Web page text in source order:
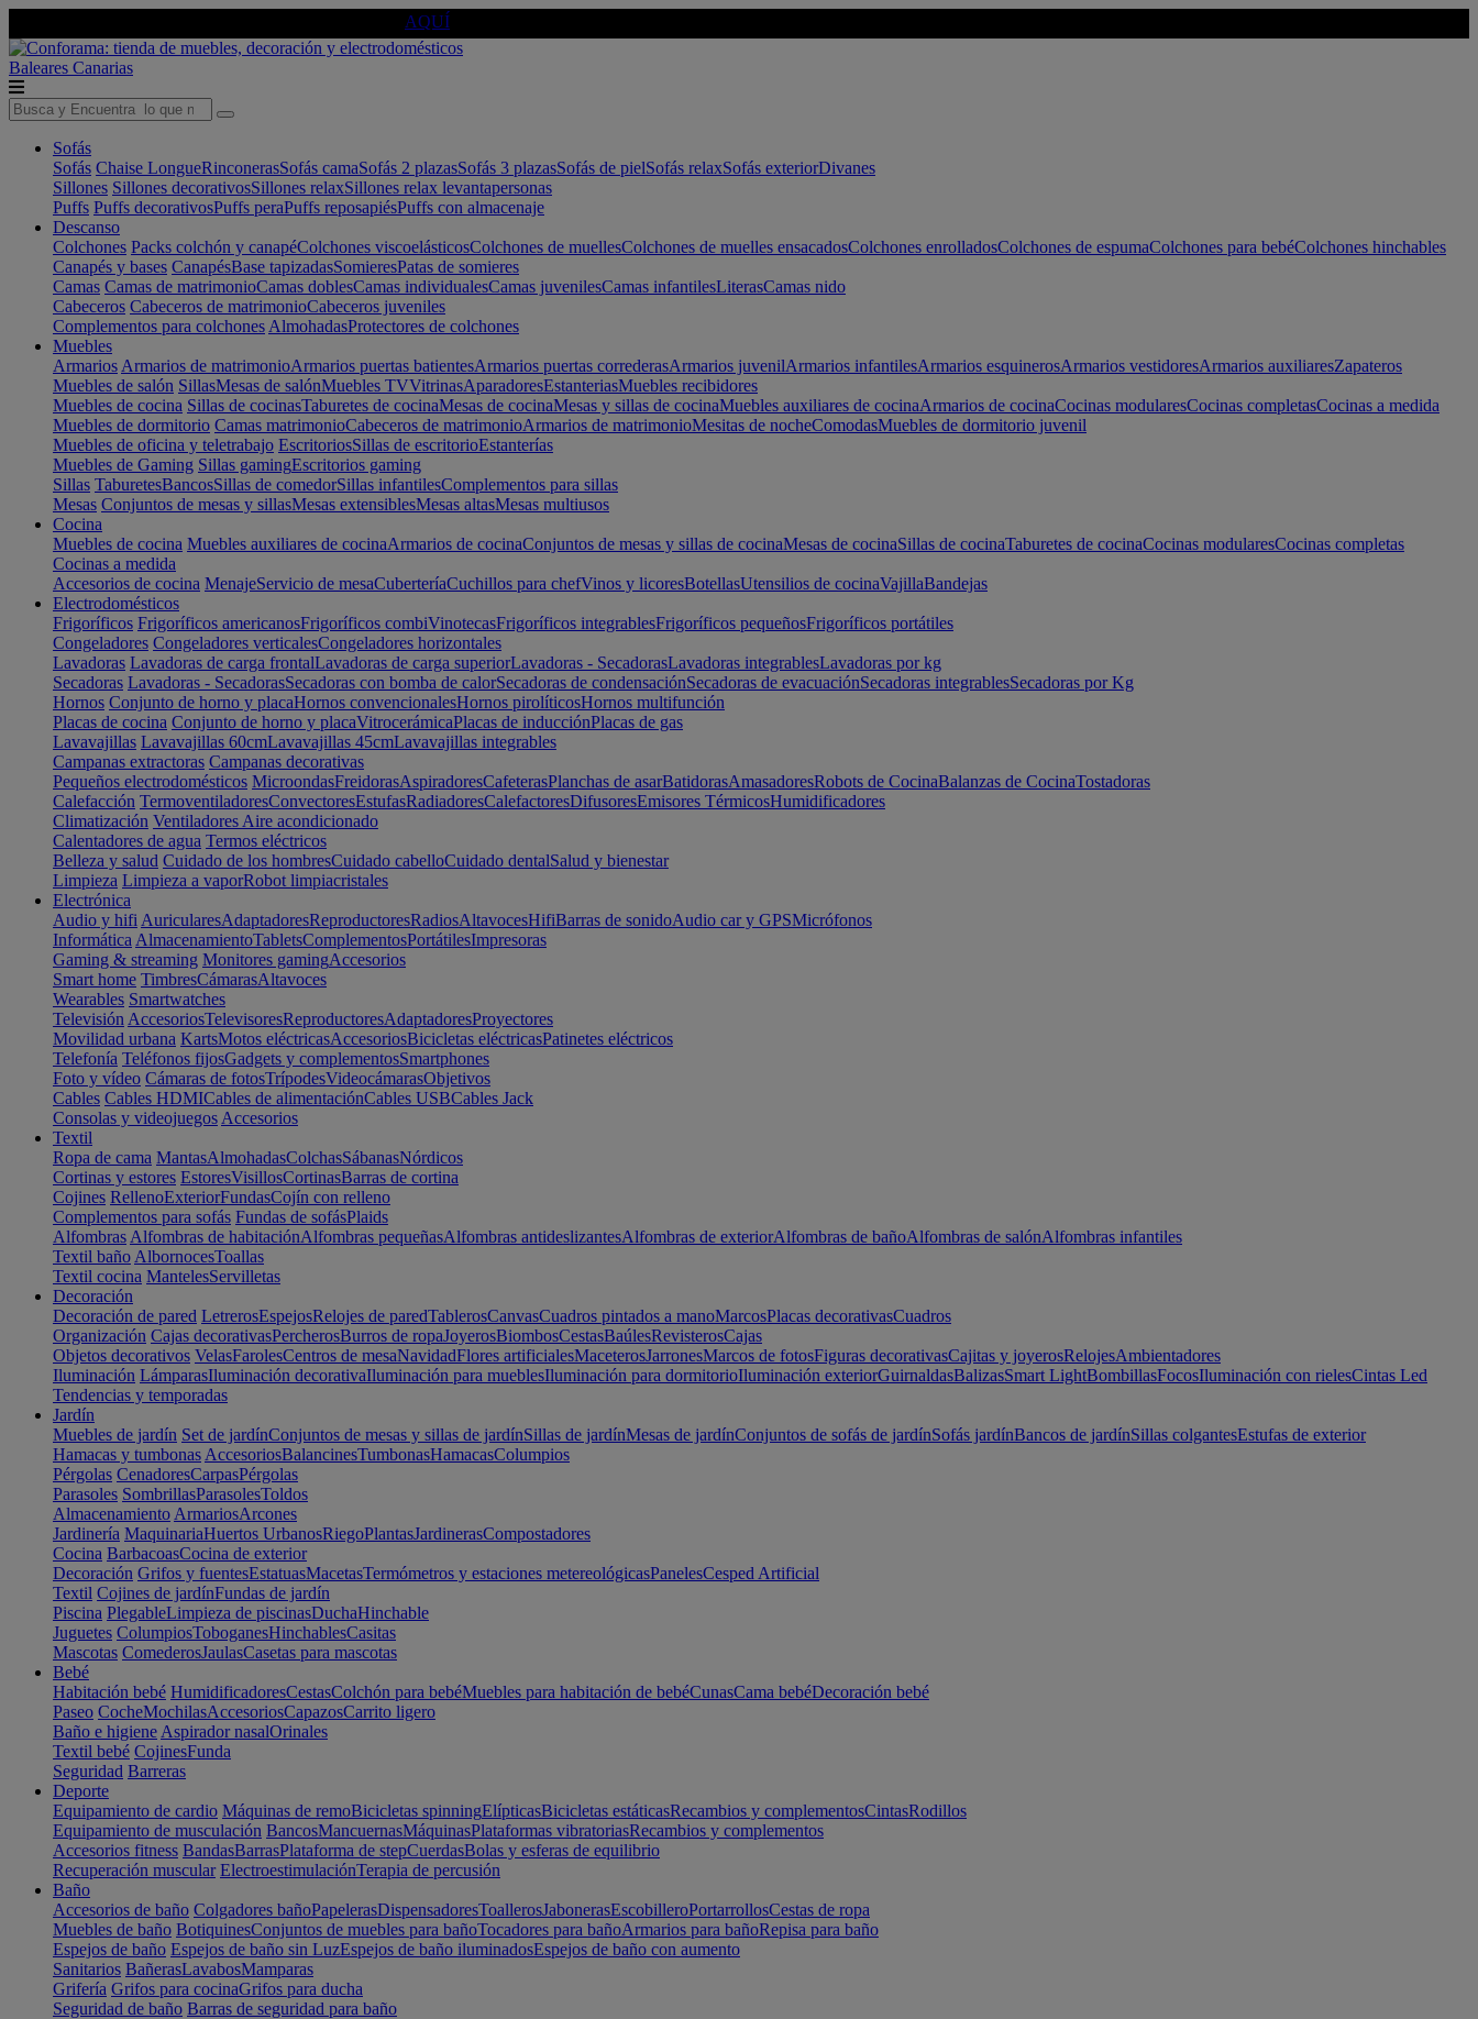
AQUÍ
Baleares Canarias
Sofás
Sofás Chaise LongueRinconerasSofás camaSofás 2 plazasSofás 3 plazasSofás de pielSofás relaxSofás exteriorDivanes
Sillones Sillones decorativosSillones relaxSillones relax levantapersonas
Puffs Puffs decorativosPuffs peraPuffs reposapiésPuffs con almacenaje
Descanso
Colchones Packs colchón y canapéColchones viscoelásticosColchones de muellesColchones de muelles ensacadosColchones enrolladosColchones de espumaColchones para bebéColchones hinchables
Canapés y bases CanapésBase tapizadasSomieresPatas de somieres
Camas Camas de matrimonioCamas doblesCamas individualesCamas juvenilesCamas infantilesLiterasCamas nido
Cabeceros Cabeceros de matrimonioCabeceros juveniles
Complementos para colchones AlmohadasProtectores de colchones
Muebles
Armarios Armarios de matrimonioArmarios puertas batientesArmarios puertas correderasArmarios juvenilArmarios infantilesArmarios esquinerosArmarios vestidoresArmarios auxiliaresZapateros
Muebles de salón SillasMesas de salónMuebles TVVitrinasAparadoresEstanteriasMuebles recibidores
Muebles de cocina Sillas de cocinasTaburetes de cocinaMesas de cocinaMesas y sillas de cocinaMuebles auxiliares de cocinaArmarios de cocinaCocinas modularesCocinas completasCocinas a medida
Muebles de dormitorio Camas matrimonioCabeceros de matrimonioArmarios de matrimonioMesitas de nocheComodasMuebles de dormitorio juvenil
Muebles de oficina y teletrabajo EscritoriosSillas de escritorioEstanterías
Muebles de Gaming Sillas gamingEscritorios gaming
Sillas TaburetesBancosSillas de comedorSillas infantilesComplementos para sillas
Mesas Conjuntos de mesas y sillasMesas extensiblesMesas altasMesas multiusos
Cocina
Muebles de cocina Muebles auxiliares de cocinaArmarios de cocinaConjuntos de mesas y sillas de cocinaMesas de cocinaSillas de cocinaTaburetes de cocinaCocinas modularesCocinas completas
Cocinas a medida
Accesorios de cocina MenajeServicio de mesaCuberteríaCuchillos para chefVinos y licoresBotellasUtensilios de cocinaVajillaBandejas
Electrodomésticos
Frigoríficos Frigoríficos americanosFrigoríficos combiVinotecasFrigoríficos integrablesFrigoríficos pequeñosFrigoríficos portátiles
Congeladores Congeladores verticalesCongeladores horizontales
Lavadoras Lavadoras de carga frontalLavadoras de carga superiorLavadoras - SecadorasLavadoras integrablesLavadoras por kg
Secadoras Lavadoras - SecadorasSecadoras con bomba de calorSecadoras de condensaciónSecadoras de evacuaciónSecadoras integrablesSecadoras por Kg
Hornos Conjunto de horno y placaHornos convencionalesHornos pirolíticosHornos multifunción
Placas de cocina Conjunto de horno y placaVitrocerámicaPlacas de inducciónPlacas de gas
Lavavajillas Lavavajillas 60cmLavavajillas 45cmLavavajillas integrables
Campanas extractoras Campanas decorativas
Pequeños electrodomésticos MicroondasFreidorasAspiradoresCafeterasPlanchas de asarBatidorasAmasadoresRobots de CocinaBalanzas de CocinaTostadoras
Calefacción TermoventiladoresConvectoresEstufasRadiadoresCalefactoresDifusoresEmisores TérmicosHumidificadores
Climatización Ventiladores Aire acondicionado
Calentadores de agua Termos eléctricos
Belleza y salud Cuidado de los hombresCuidado cabelloCuidado dentalSalud y bienestar
Limpieza Limpieza a vaporRobot limpiacristales
Electrónica
Audio y hifi AuricularesAdaptadoresReproductoresRadiosAltavocesHifiBarras de sonidoAudio car y GPSMicrófonos
Informática AlmacenamientoTabletsComplementosPortátilesImpresoras
Gaming & streaming Monitores gamingAccesorios
Smart home TimbresCámarasAltavoces
Wearables Smartwatches
Televisión AccesoriosTelevisoresReproductoresAdaptadoresProyectores
Movilidad urbana KartsMotos eléctricasAccesoriosBicicletas eléctricasPatinetes eléctricos
Telefonía Teléfonos fijosGadgets y complementosSmartphones
Foto y vídeo Cámaras de fotosTrípodesVideocámarasObjetivos
Cables Cables HDMICables de alimentaciónCables USBCables Jack
Consolas y videojuegos Accesorios
Textil
Ropa de cama MantasAlmohadasColchasSábanasNórdicos
Cortinas y estores EstoresVisillosCortinasBarras de cortina
Cojines RellenoExteriorFundasCojín con relleno
Complementos para sofás Fundas de sofásPlaids
Alfombras Alfombras de habitaciónAlfombras pequeñasAlfombras antideslizantesAlfombras de exteriorAlfombras de bañoAlfombras de salónAlfombras infantiles
Textil baño AlbornocesToallas
Textil cocina MantelesServilletas
Decoración
Decoración de pared LetrerosEspejosRelojes de paredTablerosCanvasCuadros pintados a manoMarcosPlacas decorativasCuadros
Organización Cajas decorativasPercherosBurros de ropaJoyerosBiombosCestasBaúlesRevisterosCajas
Objetos decorativos VelasFarolesCentros de mesaNavidadFlores artificialesMaceterosJarronesMarcos de fotosFiguras decorativasCajitas y joyerosRelojesAmbientadores
Iluminación LámparasIluminación decorativaIluminación para mueblesIluminación para dormitorioIluminación exteriorGuirnaldasBalizasSmart LightBombillasFocosIluminación con rielesCintas Led
Tendencias y temporadas
Jardín
Muebles de jardín Set de jardínConjuntos de mesas y sillas de jardínSillas de jardínMesas de jardínConjuntos de sofás de jardínSofás jardínBancos de jardínSillas colgantesEstufas de exterior
Hamacas y tumbonas AccesoriosBalancinesTumbonasHamacasColumpios
Pérgolas CenadoresCarpasPérgolas
Parasoles SombrillasParasolesToldos
Almacenamiento ArmariosArcones
Jardinería MaquinariaHuertos UrbanosRiegoPlantasJardinerasCompostadores
Cocina BarbacoasCocina de exterior
Decoración Grifos y fuentesEstatuasMacetasTermómetros y estaciones metereológicasPanelesCesped Artificial
Textil Cojines de jardínFundas de jardín
Piscina PlegableLimpieza de piscinasDuchaHinchable
Juguetes ColumpiosToboganesHinchablesCasitas
Mascotas ComederosJaulasCasetas para mascotas
Bebé
Habitación bebé HumidificadoresCestasColchón para bebéMuebles para habitación de bebéCunasCama bebéDecoración bebé
Paseo CocheMochilasAccesoriosCapazosCarrito ligero
Baño e higiene Aspirador nasalOrinales
Textil bebé CojinesFunda
Seguridad Barreras
Deporte
Equipamiento de cardio Máquinas de remoBicicletas spinningElípticasBicicletas estáticasRecambios y complementosCintasRodillos
Equipamiento de musculación BancosMancuernasMáquinasPlataformas vibratoriasRecambios y complementos
Accesorios fitness BandasBarrasPlataforma de stepCuerdasBolas y esferas de equilibrio
Recuperación muscular ElectroestimulaciónTerapia de percusión
Baño
Accesorios de baño Colgadores bañoPapelerasDispensadoresToallerosJabonerasEscobilleroPortarrollosCestas de ropa
Muebles de baño BotiquinesConjuntos de muebles para bañoTocadores para bañoArmarios para bañoRepisa para baño
Espejos de baño Espejos de baño sin LuzEspejos de baño iluminadosEspejos de baño con aumento
Sanitarios BañerasLavabosMamparas
Grifería Grifos para cocinaGrifos para ducha
Seguridad de baño Barras de seguridad para baño